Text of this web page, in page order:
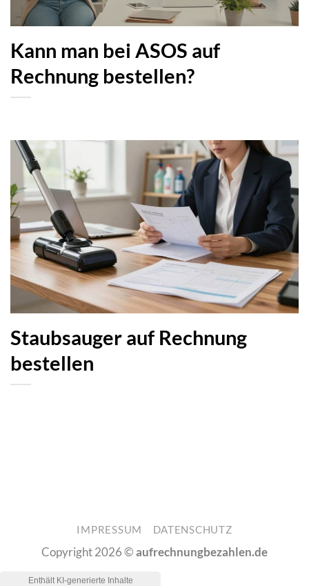
Kann man bei ASOS auf
Rechnung bestellen?
Staubsauger auf Rechnung
bestellen
IMPRESSUM DATENSCHUTZ
Copyright 2026 ©aufrechnungbezahlen.de